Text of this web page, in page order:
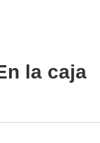
la caja